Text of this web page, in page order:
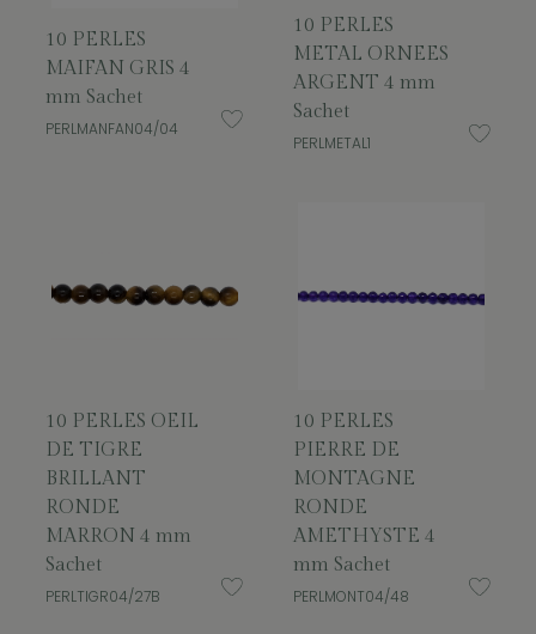
10 PERLES
MAIFAN GRIS 4
mm Sachet
PERLMANFAN04/04
10 PERLES
METAL ORNEES
ARGENT 4 mm
Sachet
PERLMETAL1
10 PERLES OEIL
DE TIGRE
BRILLANT
RONDE
MARRON 4 mm
Sachet
PERLTIGR04/27B
10 PERLES
PIERRE DE
MONTAGNE
RONDE
AMETHYSTE 4
mm Sachet
PERLMONT04/48